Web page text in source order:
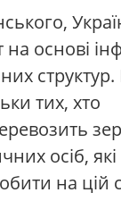
основі
тих, хто
осіб, які
на цій